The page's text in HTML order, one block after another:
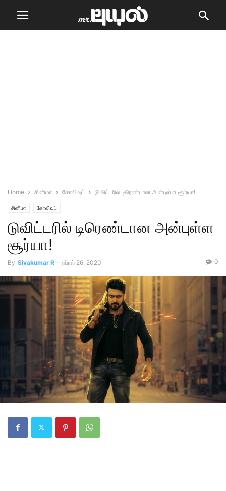
Home சினிமா கோலிவுட் டுவிட்டரில் டிரெண்டான அன்புள்ள சூர்யா!
சினிமா கோலிவுட்
டுவிட்டரில் டிரெண்டான அன்புள்ள
சூர்யா!
By Sivakumar R - ஏப்ரல் 26, 2020 0